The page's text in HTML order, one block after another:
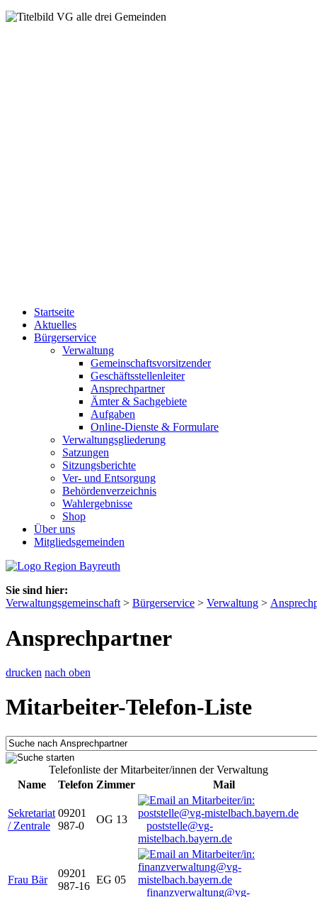
Startseite
Aktuelles
Bürgerservice
Verwaltung
Gemeinschaftsvorsitzender
Geschäftsstellenleiter
Ansprechpartner
Ämter & Sachgebiete
Aufgaben
Online-Dienste & Formulare
Verwaltungsgliederung
Satzungen
Sitzungsberichte
Ver- und Entsorgung
Behördenverzeichnis
Wahlergebnisse
Shop
Über uns
Mitgliedsgemeinden
Sie sind hier:
Verwaltungsgemeinschaft > Bürgerservice > Verwaltung >
Ansprechpartner
drucken nach oben
Mitarbeiter-Telefon-Liste
Telefonliste der Mitarbeiter/innen der Verwaltung
Name
Telefon Zimmer Mail
Sekretariat
/ Zentrale
09201
987-0
OG 13
poststelle@vg-
mistelbach.bayern.de
Frau Bär
09201
987-16
EG 05
finanzverwaltung@vg-